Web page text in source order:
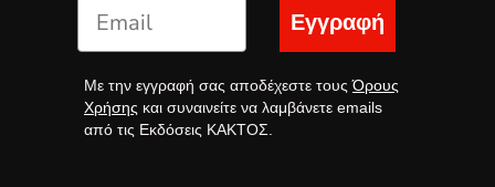
Εγγραφή
Με την εγγραφή σας αποδέχεστε τουςΌρους
Χρήσης και συναινείτε να λαμβάνετε emails
από τις Εκδόσεις ΚΑΚΤΟΣ.